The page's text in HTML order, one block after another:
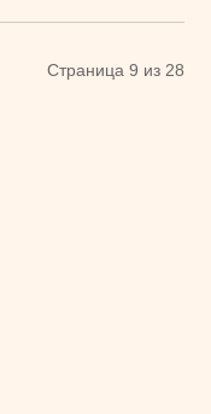
Страница 9 из 28